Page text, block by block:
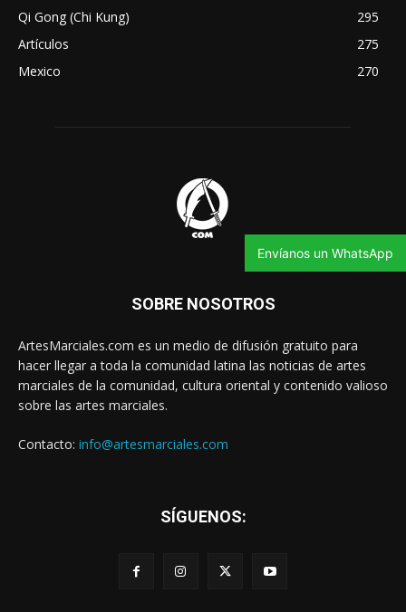
Qi Gong (Chi Kung)
295
Artículos
275
Mexico
270
SOBRE NOSOTROS
ArtesMarciales.com es un medio de difusión gratuito para
hacer llegar a toda la comunidad latina las noticias de artes
marciales de la comunidad, cultura oriental y contenido valioso
sobre las artes marciales.
Contacto: info@artesmarciales.com
SÍGUENOS:
Envíanos un WhatsApp